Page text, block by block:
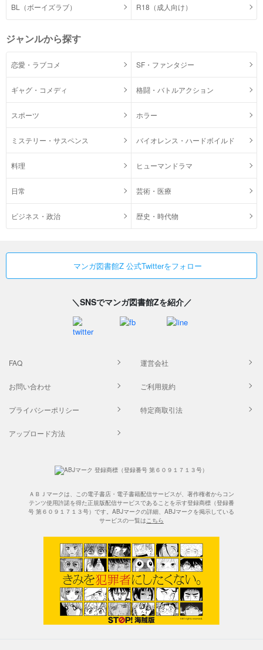
BL（ボーイズラブ） R18（成人向け）
ジャンルから探す
恋愛・ラブコメ SF・ファンタジー
ギャグ・コメディ 格闘・バトルアクション
スポーツ ホラー
ミステリー・サスペンス バイオレンス・ハードボイルド
料理 ヒューマンドラマ
日常 芸術・医療
ビジネス・政治 歴史・時代物
マンガ図書館Z 公式Twitterをフォロー
＼SNSでマンガ図書館Zを紹介／
FAQ 運営会社
お問い合わせ ご利用規約
プライバシーポリシー 特定商取引法
アップロード方法
ＡＢＪマークは、この電子書店・電子書籍配信サービスが、著作権者からコン
テンツ使用許諾を得た正規版配信サービスであることを示す登録商標（登録番
号 第６０９１７１３号）です。ABJマークの詳細、ABJマークを掲示している
サービスの一覧はこちら